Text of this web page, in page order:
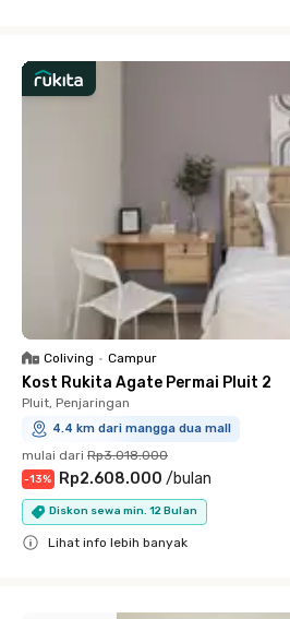
Coliving • Campur
Kost Rukita Agate Permai Pluit 2
Pluit, Penjaringan
4.4 km dari mangga dua mall
mulai dari Rp3.018.000
-13% Rp2.608.000 /bulan
Diskon sewa min. 12 Bulan
Lihat info lebih banyak